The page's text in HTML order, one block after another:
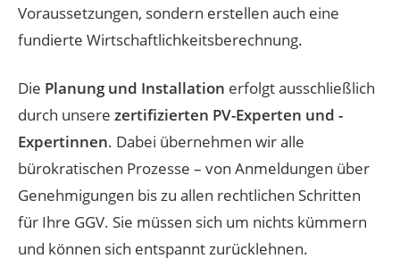
Voraussetzungen, sondern erstellen auch eine
fundierte Wirtschaftlichkeitsberechnung.
Die Planung und Installation erfolgt ausschließlich
durch unsere zertifizierten PV-Experten und -
Expertinnen. Dabei übernehmen wir alle
bürokratischen Prozesse – von Anmeldungen über
Genehmigungen bis zu allen rechtlichen Schritten
für Ihre GGV. Sie müssen sich um nichts kümmern
und können sich entspannt zurücklehnen.